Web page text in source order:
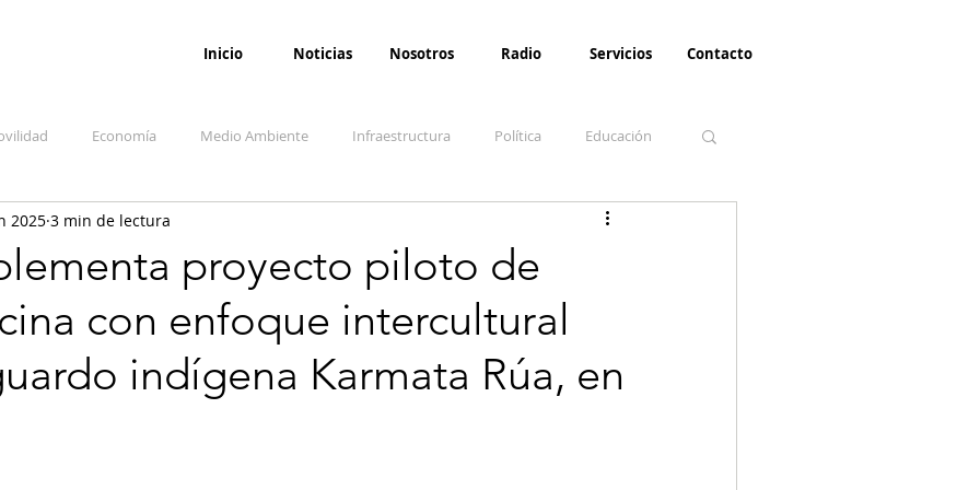
Inicio Noticias Nosotros Radio Servicios Contacto
Economía Medio Ambiente Infraestructura Política Educación
Salud Opinión Paz
y sociedad Denuncia Ciudadana Conflicto armado interno Turismo
proyecto piloto de
con enfoque intercultural
indígena Karmata Rúa, en
2025 3 min de lectura